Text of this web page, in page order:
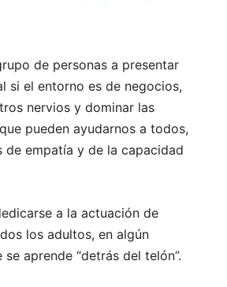
de personas a presentar
si el entorno es de negocios,
nervios y dominar las
pueden ayudarnos a todos,
de empatía y de la capacidad
a la actuación de
los adultos, en algún
aprende “detrás del telón”.